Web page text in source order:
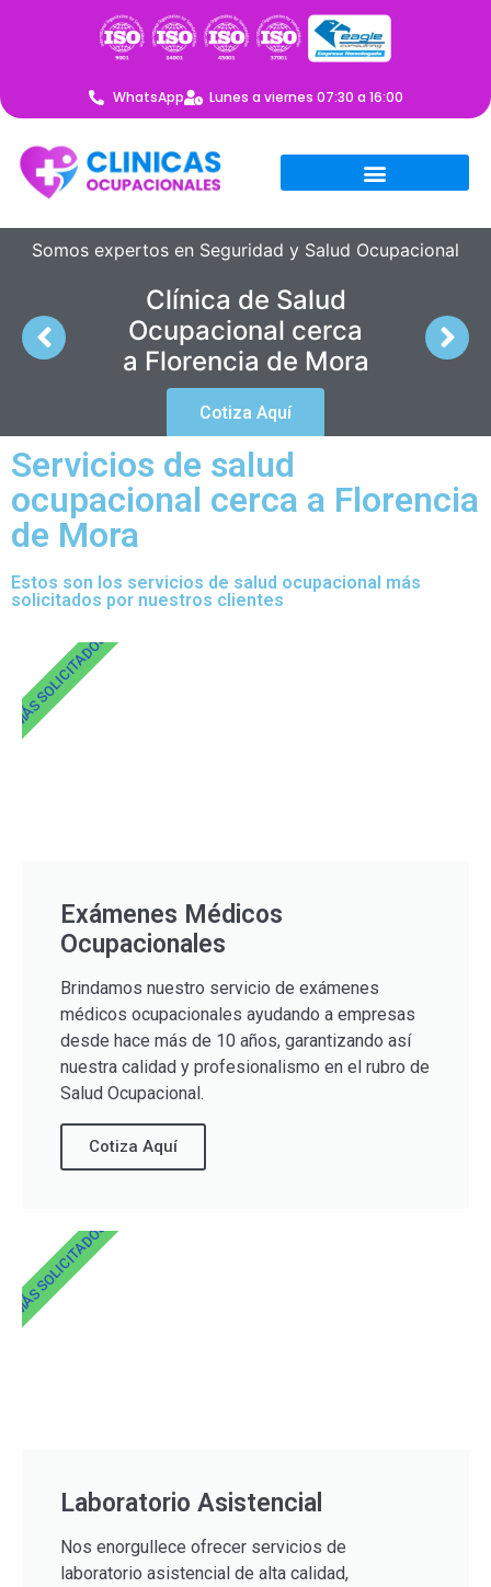
WhatsApp Lunes a viernes 07:30 a 16:00
Somos expertos en Seguridad y Salud Ocupacional
Clínica de Salud
Ocupacional cerca
a Florencia de Mora
Cotiza Aquí
Servicios de salud
ocupacional cerca a Florencia
de Mora
Estos son los servicios de salud ocupacional más
solicitados por nuestros clientes
Exámenes Médicos
Ocupacionales
Brindamos nuestro servicio de exámenes
médicos ocupacionales ayudando a empresas
desde hace más de 10 años, garantizando así
nuestra calidad y profesionalismo en el rubro de
Salud Ocupacional.
Cotiza Aquí
MÁS SOLICITADOS
Laboratorio Asistencial
Nos enorgullece ofrecer servicios de
laboratorio asistencial de alta calidad,
MÁS SOLICITADOS